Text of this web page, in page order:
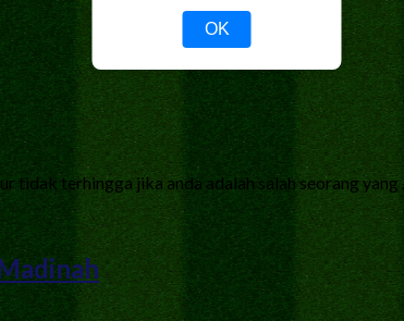
tidak terhingga jika anda adalah salah seorang yang
OK